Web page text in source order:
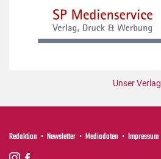
Unser Verlag
Redaktion Newsletter Mediadaten Impressum